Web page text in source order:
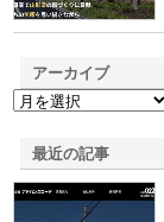
アーカイブ
最近の記事